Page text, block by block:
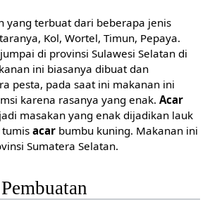
yang terbuat dari beberapa jenis
Kol, Wortel, Timun, Pepaya.
di provinsi Sulawesi Selatan di
ini biasanya dibuat dan
pesta, pada saat ini makanan ini
karena rasanya yang enak. Acar
masakan yang enak dijadikan lauk
acarbumbu kuning. Makanan ini
Sumatera Selatan.